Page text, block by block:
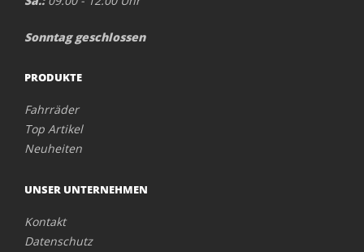
Sonntag geschlossen
PRODUKTE
Fahrräder
Top Artikel
Neuheiten
UNSER UNTERNEHMEN
Kontakt
Datenschutz